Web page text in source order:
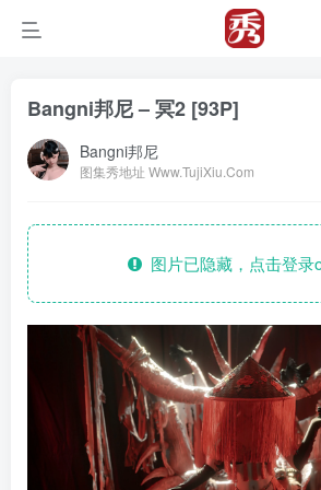
Bangni邦尼 – 冥2 [93P]
Bangni邦尼
图集秀地址 Www.TujiXiu.Com
图片已隐藏，点击登录